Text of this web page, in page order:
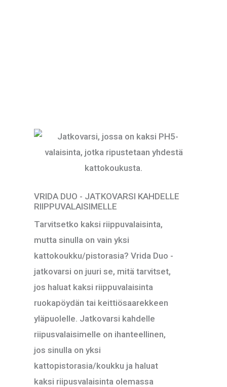
VRIDA DUO - JATKOVARSI KAHDELLE
RIIPPUVALAISIMELLE
Tarvitsetko kaksi riippuvalaisinta,
mutta sinulla on vain yksi
kattokoukku/pistorasia? Vrida Duo -
jatkovarsi on juuri se, mitä tarvitset,
jos haluat kaksi riippuvalaisinta
ruokapöydän tai keittiösaarekkeen
yläpuolelle. Jatkovarsi kahdelle
riipusvalaisimelle on ihanteellinen,
jos sinulla on yksi
kattopistorasia/koukku ja haluat
kaksi riipusvalaisinta olemassa